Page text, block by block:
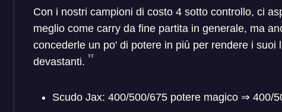
Con i nostri campioni di costo 4 sotto controllo, ci
meglio come carry da fine partita in generale, ma
concederle un po' di potere in più per rendere i
devastanti.
Scudo Jax: 400/500/675 potere magico ⇒ 400/